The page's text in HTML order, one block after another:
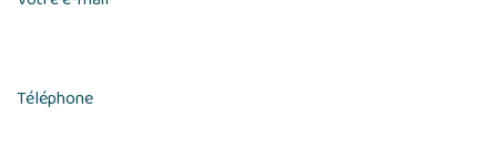
Téléphone